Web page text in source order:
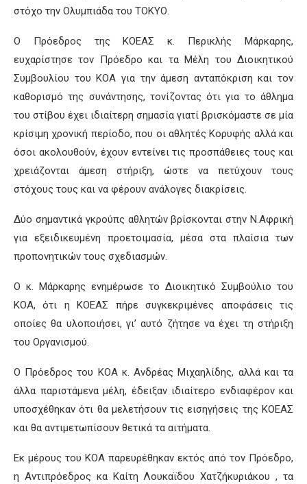
στόχο την Ολυμπιάδα του ΤΟΚΥΟ.
Ο Πρόεδρος της ΚΟΕΑΣ κ. Περικλής Μάρκαρης,
ευχαρίστησε τον Πρόεδρο και τα Μέλη του Διοικητικού
Συμβουλίου του ΚΟΑ για την άμεση ανταπόκριση και τον
καθορισμό της συνάντησης, τονίζοντας ότι για το άθλημα
του στίβου έχει ιδιαίτερη σημασία γιατί βρισκόμαστε σε μία
κρίσιμη χρονική περίοδο, που οι αθλητές Κορυφής αλλά και
όσοι ακολουθούν, έχουν εντείνει τις προσπάθειες τους και
χρειάζονται άμεση στήριξη, ώστε να πετύχουν τους
στόχους τους και να φέρουν ανάλογες διακρίσεις.
Δύο σημαντικά γκρούπς αθλητών βρίσκονται στην Ν.Αφρική
για εξειδικευμένη προετοιμασία, μέσα στα πλαίσια των
προπονητικών τους σχεδιασμών.
Ο κ. Μάρκαρης ενημέρωσε το Διοικητικό Συμβούλιο του
ΚΟΑ, ότι η ΚΟΕΑΣ πήρε συγκεκριμένες αποφάσεις τις
οποίες θα υλοποιήσει, γι’ αυτό ζήτησε να έχει τη στήριξη
του Οργανισμού.
Ο Πρόεδρος του ΚΟΑ κ. Ανδρέας Μιχαηλίδης, αλλά και τα
άλλα παριστάμενα μέλη, έδειξαν ιδιαίτερο ενδιαφέρον και
υποσχέθηκαν ότι θα μελετήσουν τις εισηγήσεις της ΚΟΕΑΣ
και θα αντιμετωπίσουν θετικά τα αιτήματα.
Εκ μέρους του ΚΟΑ παρευρέθηκαν εκτός από τον Πρόεδρο,
η Αντιπρόεδρος κα Καίτη Λουκαϊδου Χατζήκυριάκου , τα